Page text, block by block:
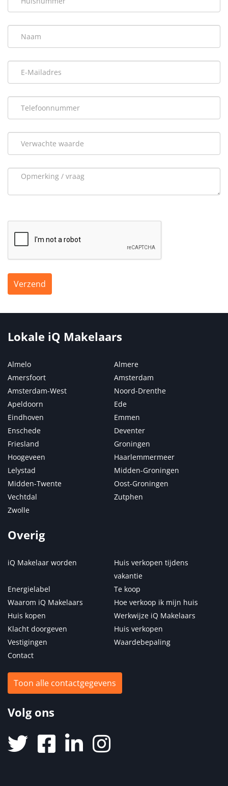
Verzend
Lokale iQ Makelaars
Almelo
Almere
Amersfoort
Amsterdam
Amsterdam-West
Noord-Drenthe
Apeldoorn
Ede
Eindhoven
Emmen
Enschede
Deventer
Friesland
Groningen
Hoogeveen
Haarlemmermeer
Lelystad
Midden-Groningen
Midden-Twente
Oost-Groningen
Vechtdal
Zutphen
Zwolle
Overig
iQ Makelaar worden
Huis verkopen tijdens
vakantie
Energielabel
Te koop
Waarom iQ Makelaars
Hoe verkoop ik mijn huis
Huis kopen
Werkwijze iQ Makelaars
Klacht doorgeven
Huis verkopen
Vestigingen
Waardebepaling
Contact
Toon alle contactgegevens
Volg ons